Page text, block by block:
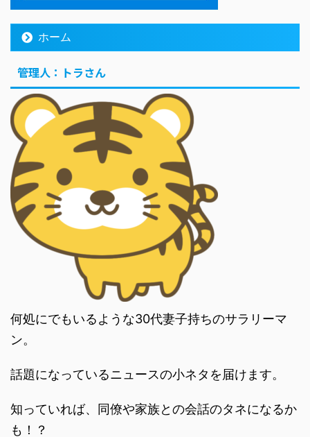
ホーム
管理人：トラさん
何処にでもいるような30代妻子持ちのサラリーマ
ン。
話題になっているニュースの小ネタを届けます。
知っていれば、同僚や家族との会話のタネになるか
も！？